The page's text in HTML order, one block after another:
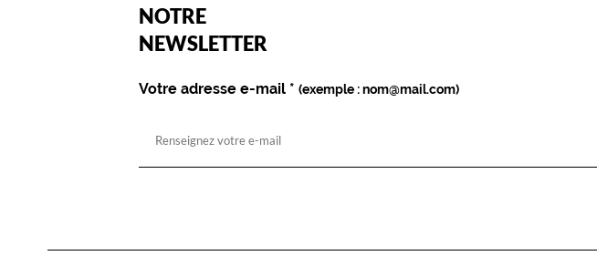
NOTRE
NEWSLETTER
Name
Votre adresse e-mail *
(Ce
champ
est
obligatoire)
(exemple : nom@mail.com)